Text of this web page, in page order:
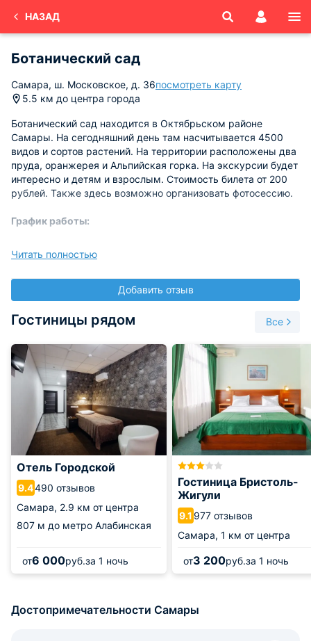
НАЗАД
Ботанический сад
Самара, ш. Московское, д. 36посмотреть карту
5.5 км до центра города
Ботанический сад находится в Октябрьском районе
Самары. На сегодняшний день там насчитывается 4500
видов и сортов растений. На территории расположены два
пруда, оранжерея и Альпийская горка. На экскурсии будет
интересно и детям и взрослым. Стоимость билета от 200
рублей. Также здесь возможно организовать фотосессию.
График работы:
ср 14:00 – 18:00
чт, пт 10:00 – 18:00
Читать полностью
Добавить отзыв
Гостиницы рядом Все
Отель Городской
9.4490 отзывов
Самара, 2.9 км от центра
807 м до метро Алабинская
от6 000руб.за 1 ночь
Гостиница Бристоль-
Жигули
9.1 977 отзывов
Самара, 1 км от центра
от3 200руб.за 1 ночь
Достопримечательности Самары